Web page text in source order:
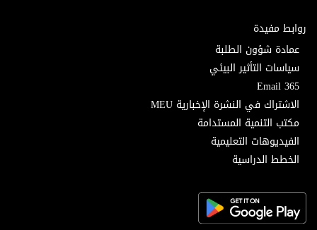
روابط مفيدة
عمادة شؤون الطلبة
سياسات التأثير البيئي
Email 365
الاشتراك في النشرة الإخبارية MEU
مكتب التنمية المستدامة
الفيديوهات التعليمية
الخطط الدراسية